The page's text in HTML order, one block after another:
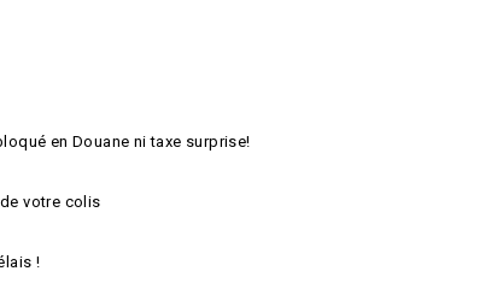
en Douane ni taxe surprise!
votre colis
!